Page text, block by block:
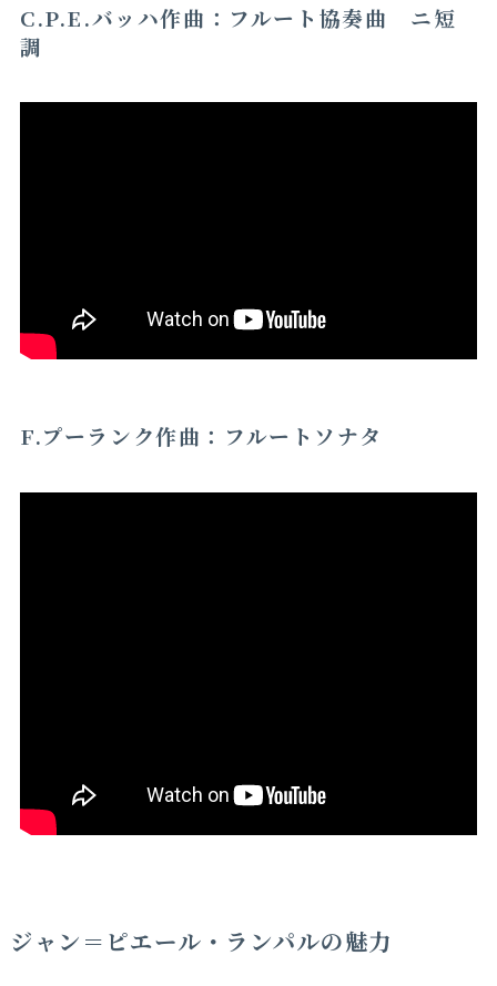
C.P.E.バッハ作曲：フルート協奏曲 ニ短
調
F.プーランク作曲：フルートソナタ
ジャン＝ピエール・ランパルの魅力